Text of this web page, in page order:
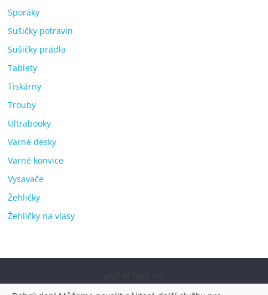
Sporáky
Sušičky potravin
Sušičky prádla
Tablety
Tiskárny
Trouby
Ultrabooky
Varné desky
Varné konvice
Vysavače
Žehličky
Žehličky na vlasy